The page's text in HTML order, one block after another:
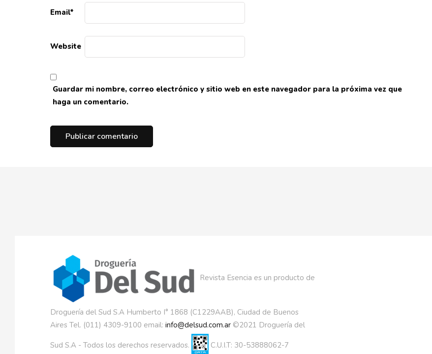
Email*
Website
Guardar mi nombre, correo electrónico y sitio web en este navegador para la próxima vez que
haga un comentario.
Revista Esencia es un producto de
Droguería del Sud S.A Humberto I° 1868 (C1229AAB), Ciudad de Buenos
Aires Tel. (011) 4309-9100 email: info@delsud.com.ar ©2021 Droguería del
Sud S.A - Todos los derechos reservados. C.U.I.T: 30-53888062-7